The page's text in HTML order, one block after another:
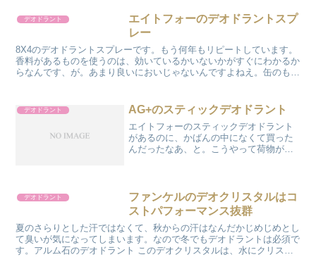
デオドラント
エイトフォーのデオドラントスプ
レー
8X4のデオドラントスプレーです。もう何年もリピートしています。
香料があるものを使うのは、効いているかいないかがすぐにわかるか
らなんです、が。あまり良いにおいじゃないんですよねえ。缶のもの
デオドラント AG+のスティックデオドラント
エイトフォーのスティックデオドラント
があるのに、かばんの中になくて買った
んだったなあ、と。こうやって荷物が増
イトフォーは白。けれど、肌...
デオドラント
ファンケルのデオクリスタルはコ
ストパフォーマンス抜群
夏のさらりとした汗ではなくて、秋からの汗はなんだかじめじめとし
て臭いが気になってしまいます。なので冬でもデオドラントは必須で
す。アルム石のデオドラント このデオクリスタルは、水にクリスタ